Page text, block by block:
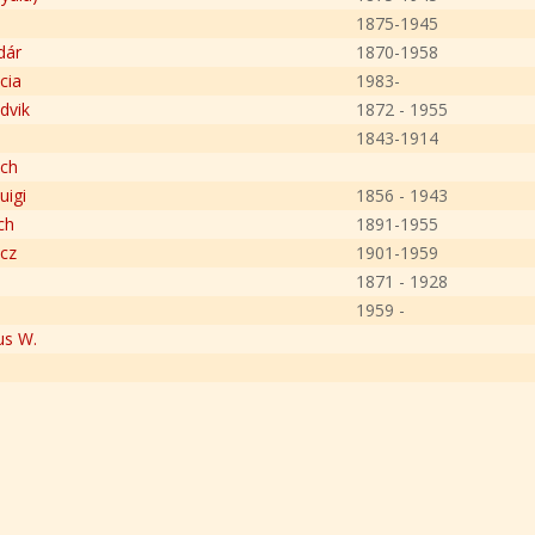
1875-1945
1870-1958
1983-
1872 - 1955
1843-1914
1856 - 1943
1891-1955
1901-1959
1871 - 1928
1959 -
W.